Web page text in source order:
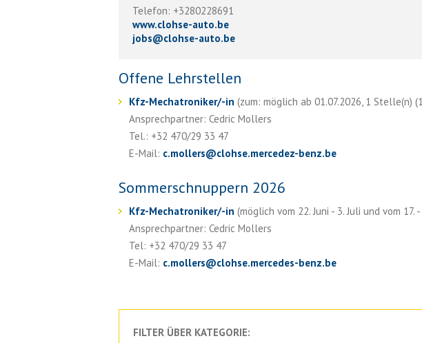
Telefon: +3280228691
www.clohse-auto.be
jobs@clohse-auto.be
Offene Lehrstellen
Kfz-Mechatroniker/-in (zum: möglich ab 01.07.2026, 1 Stelle(n)
Ansprechpartner: Cedric Mollers
Tel.: +32 470/29 33 47
E-Mail: c.mollers@clohse.mercedez-benz.be
Sommerschnuppern 2026
Kfz-Mechatroniker/-in (möglich vom 22. Juni - 3. Juli und vom 17.
Ansprechpartner: Cedric Mollers
Tel: +32 470/29 33 47
E-Mail: c.mollers@clohse.mercedes-benz.be
FILTER ÜBER KATEGORIE: